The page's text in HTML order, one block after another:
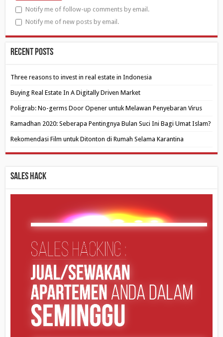
Notify me of follow-up comments by email.
Notify me of new posts by email.
Recent Posts
Three reasons to invest in real estate in Indonesia
Buying Real Estate In A Digitally Driven Market
Poligrab: No-germs Door Opener untuk Melawan Penyebaran Virus
Ramadhan 2020: Seberapa Pentingnya Bulan Suci Ini Bagi Umat Islam?
Rekomendasi Film untuk Ditonton di Rumah Selama Karantina
Sales Hack